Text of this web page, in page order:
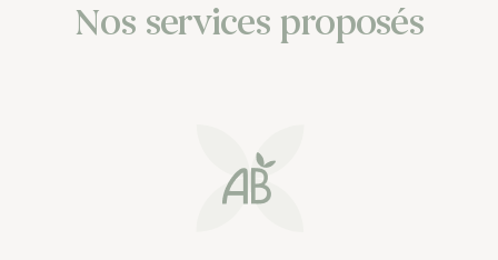
Nos services proposés